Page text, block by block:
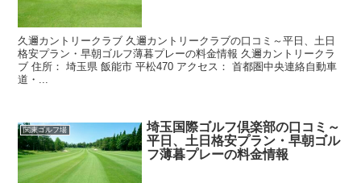
久邇カントリークラブ 久邇カントリークラブの口コミ～平日、土日
格安プラン・早朝ゴルフ薄暮プレーの料金情報 久邇カントリークラ
ブ 住所： 埼玉県 飯能市 平松470 アクセス： 首都圏中央連絡自動車
道・...
関東ゴルフ場
埼玉国際ゴルフ倶楽部の口コミ～
平日、土日格安プラン・早朝ゴル
フ薄暮プレーの料金情報